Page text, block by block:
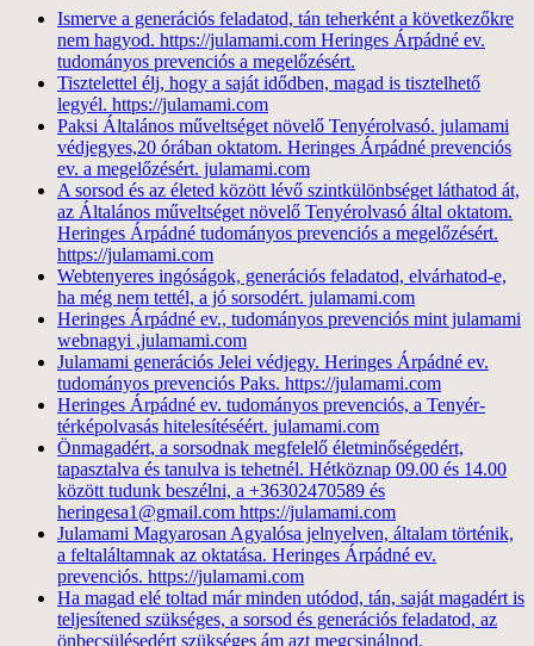
Ismerve a generációs feladatod, tán teherként a következőkre
nem hagyod. https://julamami.com Heringes Árpádné ev.
tudományos prevenciós a megelőzésért.
Tisztelettel élj, hogy a saját idődben, magad is tisztelhető
legyél. https://julamami.com
Paksi Általános műveltséget növelő Tenyérolvasó. julamami
védjegyes,20 órában oktatom. Heringes Árpádné prevenciós
ev. a megelőzésért. julamami.com
A sorsod és az életed között lévő szintkülönbséget láthatod át,
az Általános műveltséget növelő Tenyérolvasó által oktatom.
Heringes Árpádné tudományos prevenciós a megelőzésért.
https://julamami.com
Webtenyeres ingóságok, generációs feladatod, elvárhatod-e,
ha még nem tettél, a jó sorsodért. julamami.com
Heringes Árpádné ev., tudományos prevenciós mint julamami
webnagyi ,julamami.com
Julamami generációs Jelei védjegy. Heringes Árpádné ev.
tudományos prevenciós Paks. https://julamami.com
Heringes Árpádné ev. tudományos prevenciós, a Tenyér-
térképolvasás hitelesítéséért. julamami.com
Önmagadért, a sorsodnak megfelelő életminőségedért,
tapasztalva és tanulva is tehetnél. Hétköznap 09.00 és 14.00
között tudunk beszélni, a +36302470589 és
heringesa1@gmail.com https://julamami.com
Julamami Magyarosan Agyalósa jelnyelven, általam történik,
a feltaláltamnak az oktatása. Heringes Árpádné ev.
prevenciós. https://julamami.com
Ha magad elé toltad már minden utódod, tán, saját magadért is
teljesítened szükséges, a sorsod és generációs feladatod, az
önbecsülésedért szükséges ám azt megcsinálnod.